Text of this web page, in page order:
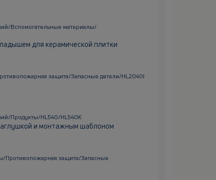
Вспомогательные материалы/
для керамической плитки
защита/Запасные детали/HL2040I
Продукты/HL540/HL540K
и монтажным шаблоном
Противопожарная защита/Запасные